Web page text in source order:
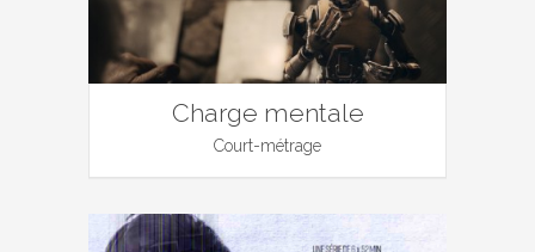
Charge mentale
Court-métrage